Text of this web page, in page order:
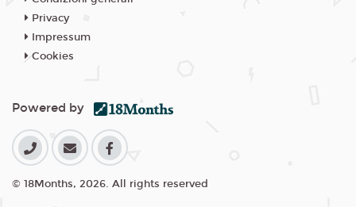
Privacy
Impressum
Cookies
Powered by
© 18Months, 2026. All rights reserved